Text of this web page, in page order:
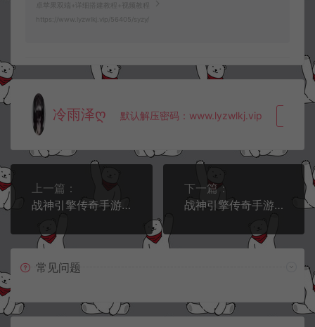
卓苹果双端+详细搭建教程+视频教程
https://www.lyzwlkj.vip/56405/syzy/
冷雨泽ღ 默认解压密码：www.lyzwlkj.vip
上一篇：
战神引擎传奇手游【需授权-1.85神龙复古之黑夜战神三职业[白猪G]】1月最新整理Win一键服务端+GM充值后台+安卓苹果双端+详细搭建教程+视频教程
下一篇：
战神引擎传奇手游【1.80冰雪之城三职业[天龙破解版]】1月最新整理Win一键服务端+安卓苹果双端+详细搭建教程
常见问题